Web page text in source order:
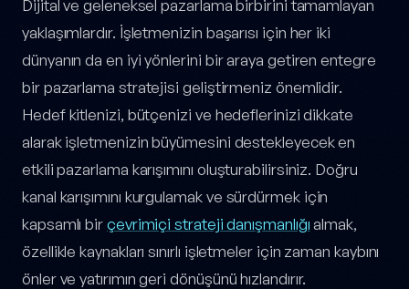
Dijital ve geleneksel pazarlama birbirini tamamlayan
yaklaşımlardır. İşletmenizin başarısı için her iki
dünyanın da en iyi yönlerini bir araya getiren entegre
bir pazarlama stratejisi geliştirmeniz önemlidir.
Hedef kitlenizi, bütçenizi ve hedeflerinizi dikkate
alarak işletmenizin büyümesini destekleyecek en
etkili pazarlama karışımını oluşturabilirsiniz. Doğru
kanal karışımını kurgulamak ve sürdürmek için
kapsamlı birçevrimiçi strateji danışmanlığıalmak,
özellikle kaynakları sınırlı işletmeler için zaman kaybını
önler ve yatırımın geri dönüşünü hızlandırır.